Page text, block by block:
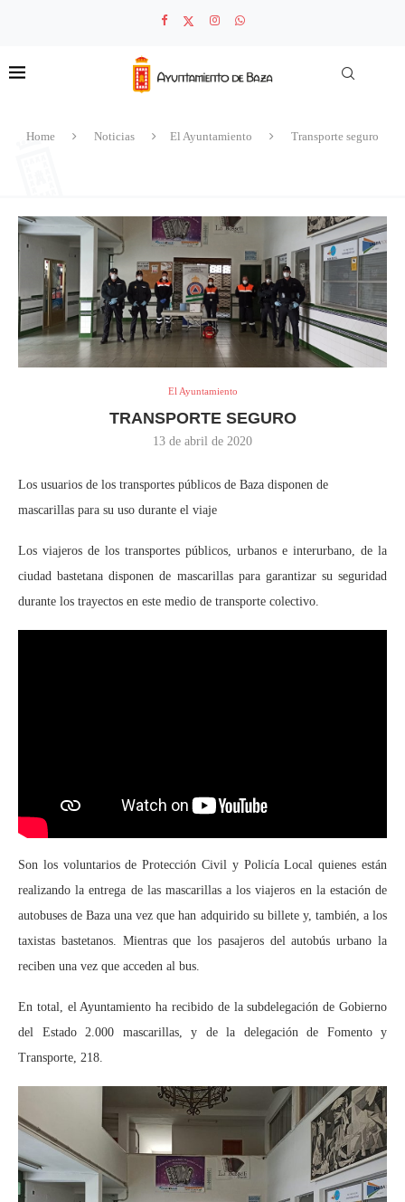
Home Noticias El Ayuntamiento Transporte seguro
El Ayuntamiento
TRANSPORTE SEGURO
13 de abril de 2020
Los usuarios de los transportes públicos de Baza disponen de
mascarillas para su uso durante el viaje
Los viajeros de los transportes públicos, urbanos e interurbano, de la
ciudad bastetana disponen de mascarillas para garantizar su seguridad
durante los trayectos en este medio de transporte colectivo.
Son los voluntarios de Protección Civil y Policía Local quienes están
realizando la entrega de las mascarillas a los viajeros en la estación de
autobuses de Baza una vez que han adquirido su billete y, también, a los
taxistas bastetanos. Mientras que los pasajeros del autobús urbano la
reciben una vez que acceden al bus.
En total, el Ayuntamiento ha recibido de la subdelegación de Gobierno
del Estado 2.000 mascarillas, y de la delegación de Fomento y
Transporte, 218.